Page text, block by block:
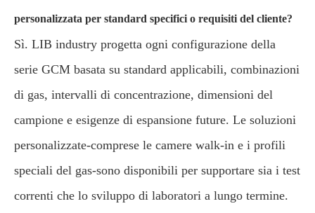
personalizzata per standard specifici o requisiti del cliente?
Sì. LIB industry progetta ogni configurazione della
serie GCM basata su standard applicabili, combinazioni
di gas, intervalli di concentrazione, dimensioni del
campione e esigenze di espansione future. Le soluzioni
personalizzate-comprese le camere walk-in e i profili
speciali del gas-sono disponibili per supportare sia i test
correnti che lo sviluppo di laboratori a lungo termine.